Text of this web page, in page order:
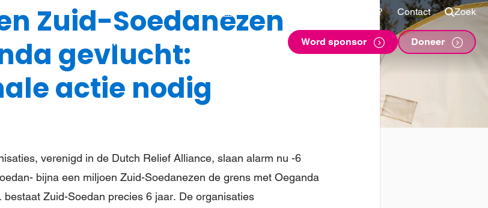
Vragen? Contact Zoek
Nieuws & verhalen Word sponsor Doneer
Zuid-Soedanezen
gevlucht:
actie nodig
verenigd in de Dutch Relief Alliance, slaan alarm nu -6
bijna een miljoen Zuid-Soedanezen de grens met Oeganda
Zuid-Soedan precies 6 jaar. De organisaties